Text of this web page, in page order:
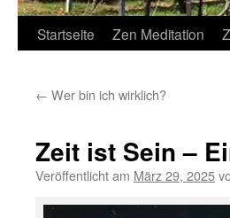
Startseite Zen Meditation
← Wer bin ich wirklich?
Zeit ist Sein –
Veröffentlicht am März 29, 2025